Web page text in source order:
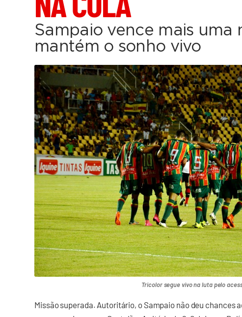
Sampaio vence mais uma
mantém o sonho vivo
Tricolor segue vivo na luta pelo
Missão superada. Autoritário, o Sampaio não deu chances